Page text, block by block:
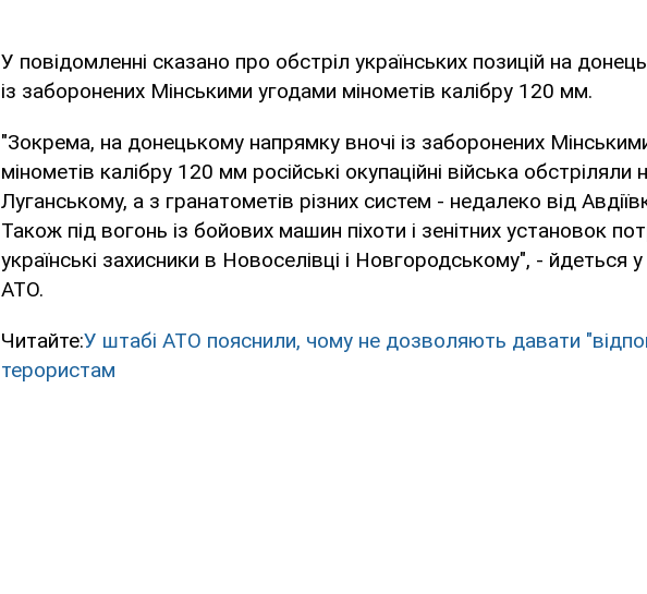
У повідомленні сказано про обстріл українських позицій на
із заборонених Мінськими угодами мінометів калібру 120 мм.
"Зокрема, на донецькому напрямку вночі із заборонених
мінометів калібру 120 мм російські окупаційні війська обстріляли
Луганському, а з гранатометів різних систем - недалеко від
Також під вогонь із бойових машин піхоти і зенітних установок
українські захисники в Новоселівці і Новгородському", - йдеться
АТО.
Читайте:У штабі АТО пояснили, чому не дозволяють давати
терористам